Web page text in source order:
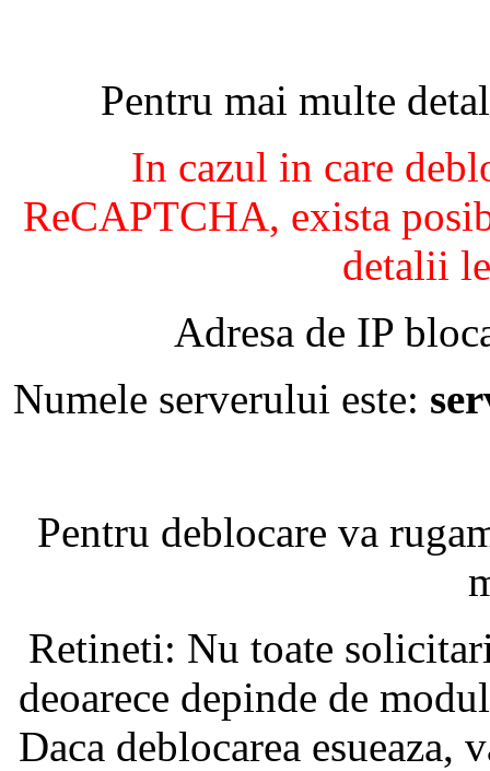
Pentru mai multe
In cazul in care
ReCAPTCHA, exista
detalii
Adresa de IP
Numele serverului este:
Pentru deblocare va
Retineti: Nu toate
deoarece depinde de
Daca deblocarea